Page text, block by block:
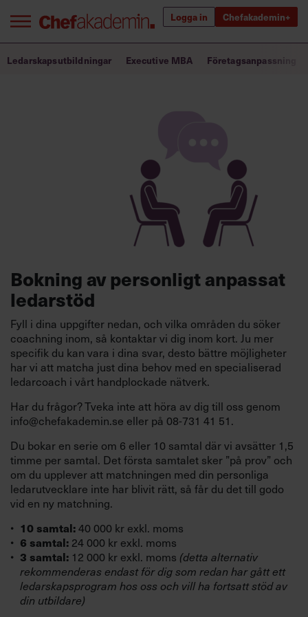
Logga in Chefakademin+
Chefakademin+
Om oss
Kontakta oss
Kundservice
Villkor och policy för
personuppgiftsbehandling
Sök
efter:
Bra ledare förändrar världen
Chefakademin+
Populära utbildningar
Ledarskapsutbildningar Executive MBA Företagsanpassning
Bokning av personligt anpassat
ledarstöd
Fyll i dina uppgifter nedan, och vilka områden du söker
coachning inom, så kontaktar vi dig inom kort. Ju mer
specifik du kan vara i dina svar, desto bättre möjligheter
har vi att matcha just dina behov med en specialiserad
ledarcoach i vårt handplockade nätverk.
Har du frågor? Tveka inte att höra av dig till oss genom
info@chefakademin.se eller på 08-731 41 51.
Du bokar en serie om 6 eller 10 samtal där vi avsätter 1,5
timme per samtal. Det första samtalet sker ”på prov” och
om du upplever att matchningen med din personliga
ledarutvecklare inte har blivit rätt, så får du det till godo
vid en ny matchning.
10 samtal:40 000 kr exkl. moms
6 samtal: 24 000 kr exkl. moms
3 samtal: 12 000 kr exkl. moms (detta alternativ
rekommenderas endast för dig som redan har gått ett
ledarskapsprogram hos oss och vill ha fortsatt stöd av
din utbildare)